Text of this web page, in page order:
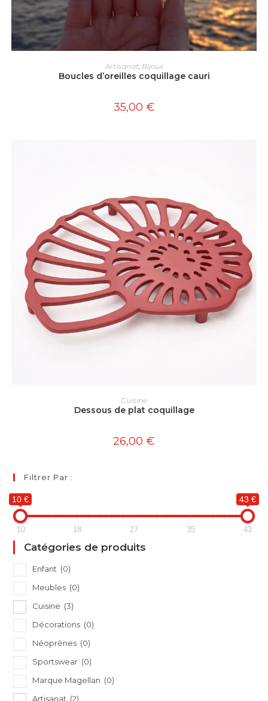
AJOUTER AU PANIER
Artisanat, Bijoux
Boucles d’oreilles coquillage cauri
35,00 €
CHOIX DES OPTIONS
produit
a
plusieurs
options
peuvent
Cuisine
Dessous de plat coquillage
26,00 €
Filtrer Par :
10 € 43 €
10 18 27 35 43
Catégories de produits
Enfant (0)
Meubles (0)
Cuisine (3)
Décorations (0)
Néoprènes (0)
Sportswear (0)
Marque Magellan (0)
Artisanat (2)